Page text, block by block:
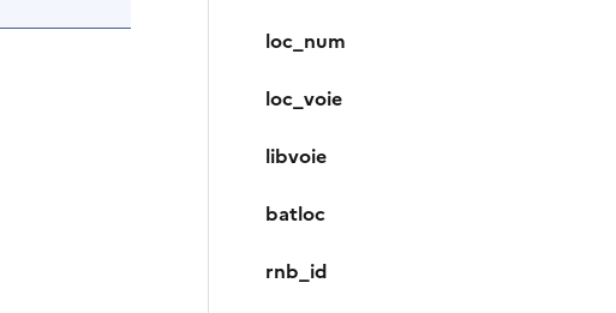
loc_num
loc_voie
libvoie
batloc
rnb_id